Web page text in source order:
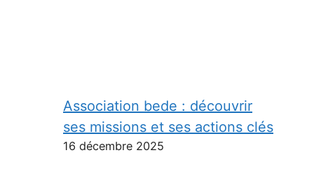
Association bede : découvrir
ses missions et ses actions clés
16 décembre 2025